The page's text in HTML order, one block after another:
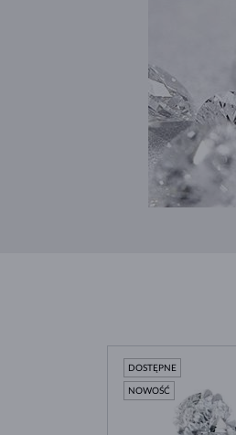
DOSTĘPNE
NOWOŚĆ